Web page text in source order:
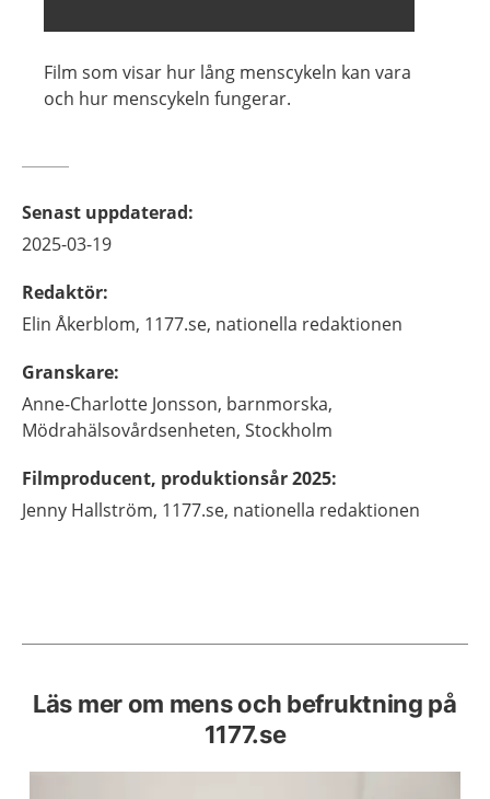
Film som visar hur lång menscykeln kan vara
och hur menscykeln fungerar.
Senast uppdaterad:
2025-03-19
Redaktör:
Elin Åkerblom, 1177.se, nationella redaktionen
Granskare:
Anne-Charlotte Jonsson, barnmorska,
Mödrahälsovårdsenheten, Stockholm
Filmproducent, produktionsår 2025:
Jenny Hallström, 1177.se, nationella redaktionen
Läs mer om mens och befruktning på
1177.se